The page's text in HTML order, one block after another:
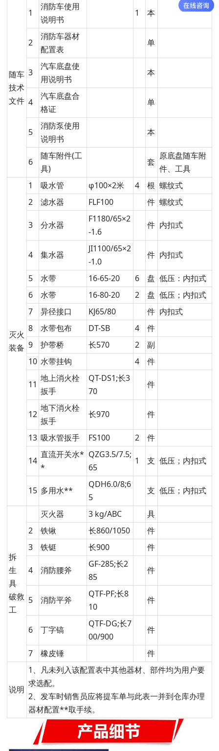
随车
技术
文件
1
消防车使用
说明书
1 本
2
消防车器材
配置表
单
3
汽车底盘使
用说明书
本
4
汽车底盘合
格证
单
5
消防泵使用
说明书
本
6
随车附件(工
具)
套
原底盘随车附
件、工具
灭火
装备
1 吸水管 φ100×2米 4 根 螺纹式
2
滤水器 FLF100 件 螺纹式
3 分水器
F1180/65×2
-1.6
件 内扣式
4 集水器
JI1100/65×2
-1.0
件 内扣式
5 水带 16-65-20 6 盘 低压：内扣式
6
水带 16-80-20 2 盘 低压；内扣式
7
异径接口 KJ65/80 件 内扣式
8
水带包布 DT-SB 4
件
9
护带桥 长570 2
副
10 水带挂钩 4 件
11
地上消火栓
扳手
QT-DS1;长3
70
件
12
地下消火栓
扳手
长970 件
13 吸水管扳手 FS100 2 件
14
直流开关水*
*
QZG3.5/7.5;
65
1 支 低压；内扣式
15 多用水**
QDH6.0/8;6
5
支 低压；内扣式
拆
生
具
破救
工
灭火器 3 kg/ABC
具
2
铁锹 长860/1050
件
3
铁铤 长900 件
4 消防腰斧
GF-285;长2
85
件
5 消防平斧
QTF-PF;长8
10
件
6 丁字镐
QTF-DG;长7
00/900
件
7 橡皮锤 件
说明
1、凡未列入该配置表中其他器材、部件均为用户要
求选配。
2、发车时销售员应将提车单与此表一并到仓库办理
器材配置**取手续。